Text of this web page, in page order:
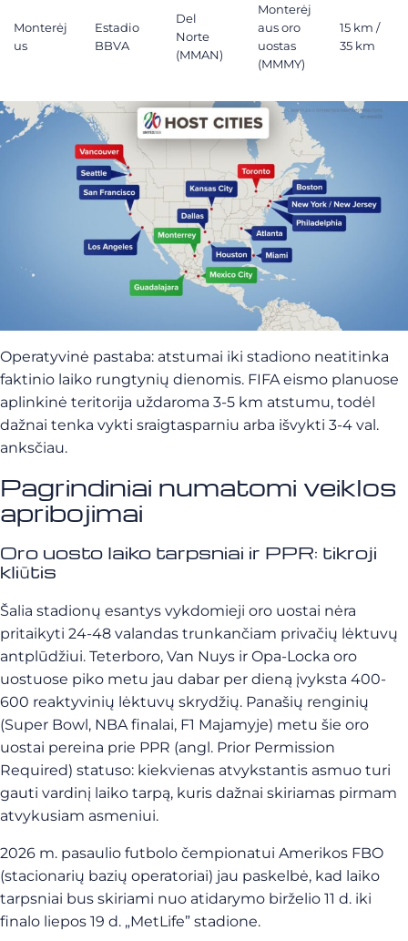
Monterėj
us
Estadio
BBVA
Del
Norte
(MMAN)
Monterėj
aus oro
uostas
(MMMY)
15 km /
35 km
Operatyvinė pastaba: atstumai iki stadiono neatitinka
faktinio laiko rungtynių dienomis. FIFA eismo planuose
aplinkinė teritorija uždaroma 3-5 km atstumu, todėl
dažnai tenka vykti sraigtasparniu arba išvykti 3-4 val.
anksčiau.
Pagrindiniai numatomi veiklos
apribojimai
Oro uosto laiko tarpsniai ir PPR: tikroji
kliūtis
Šalia stadionų esantys vykdomieji oro uostai nėra
pritaikyti 24-48 valandas trunkančiam privačių lėktuvų
antplūdžiui. Teterboro, Van Nuys ir Opa-Locka oro
uostuose piko metu jau dabar per dieną įvyksta 400-
600 reaktyvinių lėktuvų skrydžių. Panašių renginių
(Super Bowl, NBA finalai, F1 Majamyje) metu šie oro
uostai pereina prie PPR (angl. Prior Permission
Required) statuso: kiekvienas atvykstantis asmuo turi
gauti vardinį laiko tarpą, kuris dažnai skiriamas pirmam
atvykusiam asmeniui.
2026 m. pasaulio futbolo čempionatui Amerikos FBO
(stacionarių bazių operatoriai) jau paskelbė, kad laiko
tarpsniai bus skiriami nuo atidarymo birželio 11 d. iki
finalo liepos 19 d. „MetLife” stadione.